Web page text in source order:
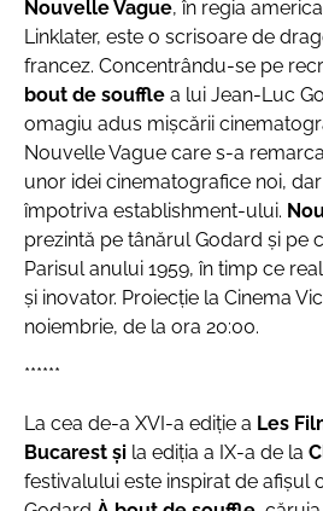
Nouvelle Vague, în regia
Linklater, este o scrisoare de
francez. Concentrându-se pe
bout de souffle a lui Jean-Luc
omagiu adus mișcării
Nouvelle Vague care s-a
unor idei cinematografice noi,
împotriva establishment-ului.
prezintă pe tânărul Godard și pe
Parisul anului 1959, în timp ce
şi inovator. Proiecție la Cinema
noiembrie, de la ora 20:00.
******
La cea de-a XVI-a ediție a Les
Bucarest și la ediția a IX-a de la
festivalului este inspirat de afișul